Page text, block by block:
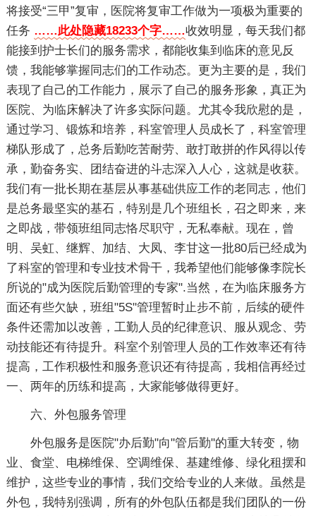
将接受“三甲”复审，医院将复审工作做为一项极为重要的
任务 ……此处隐藏18233个字……收效明显，每天我们都
能接到护士长们的服务需求，都能收集到临床的意见反
馈，我能够掌握同志们的工作动态。更为主要的是，我们
表现了自己的工作能力，展示了自己的服务形象，真正为
医院、为临床解决了许多实际问题。尤其令我欣慰的是，
通过学习、锻炼和培养，科室管理人员成长了，科室管理
梯队形成了，总务后勤吃苦耐劳、敢打敢拼的作风得以传
承，勤奋务实、团结奋进的斗志深入人心，这就是收获。
我们有一批长期在基层从事基础供应工作的老同志，他们
是总务最坚实的基石，特别是几个班组长，召之即来，来
之即战，带领班组同志恪尽职守，无私奉献。现在，曾
明、吴虹、继辉、加结、大凤、李甘这一批80后已经成为
了科室的管理和专业技术骨干，我希望他们能够像李院长
所说的"成为医院后勤管理的专家".当然，在为临床服务方
面还有些欠缺，班组"5S"管理暂时止步不前，后续的硬件
条件还需加以改善，工勤人员的纪律意识、服从观念、劳
动技能还有待提升。科室个别管理人员的工作效率还有待
提高，工作积极性和服务意识还有待提高，我相信再经过
一、两年的历练和提高，大家能够做得更好。
六、外包服务管理
外包服务是医院"办后勤"向"管后勤"的重大转变，物
业、食堂、电梯维保、空调维保、基建维修、绿化租摆和
维护，这些专业的事情，我们交给专业的人来做。虽然是
外包，我特别强调，所有的外包队伍都是我们团队的一份